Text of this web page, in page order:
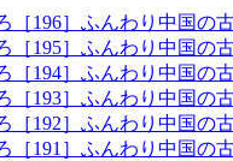
［196］ふんわり中国の
［195］ふんわり中国の
［194］ふんわり中国の
［193］ふんわり中国の
［192］ふんわり中国の
［191］ふんわり中国の